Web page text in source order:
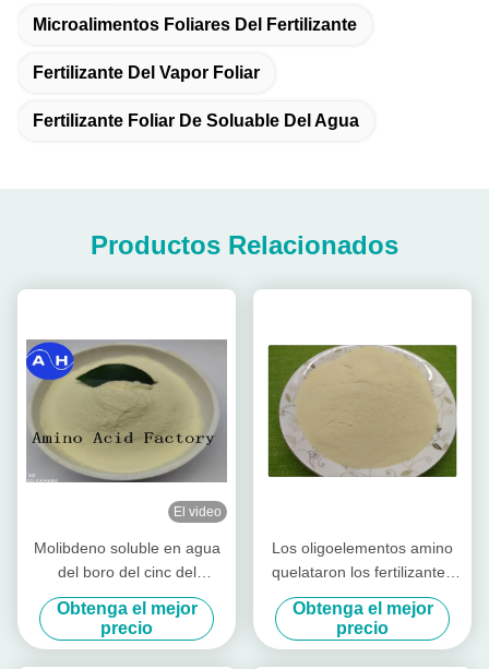
Microalimentos Foliares Del Fertilizante
Fertilizante Del Vapor Foliar
Fertilizante Foliar De Soluable Del Agua
Productos Relacionados
El video
Molibdeno soluble en agua
del boro del cinc del
magnesio del calcio del
fertilizante para las
pimientas del color
Obtenga el mejor
precio
Los oligoelementos amino
quelataron los fertilizantes
de los microalimentos,
fertilizante foliar orgánico
Obtenga el mejor
precio